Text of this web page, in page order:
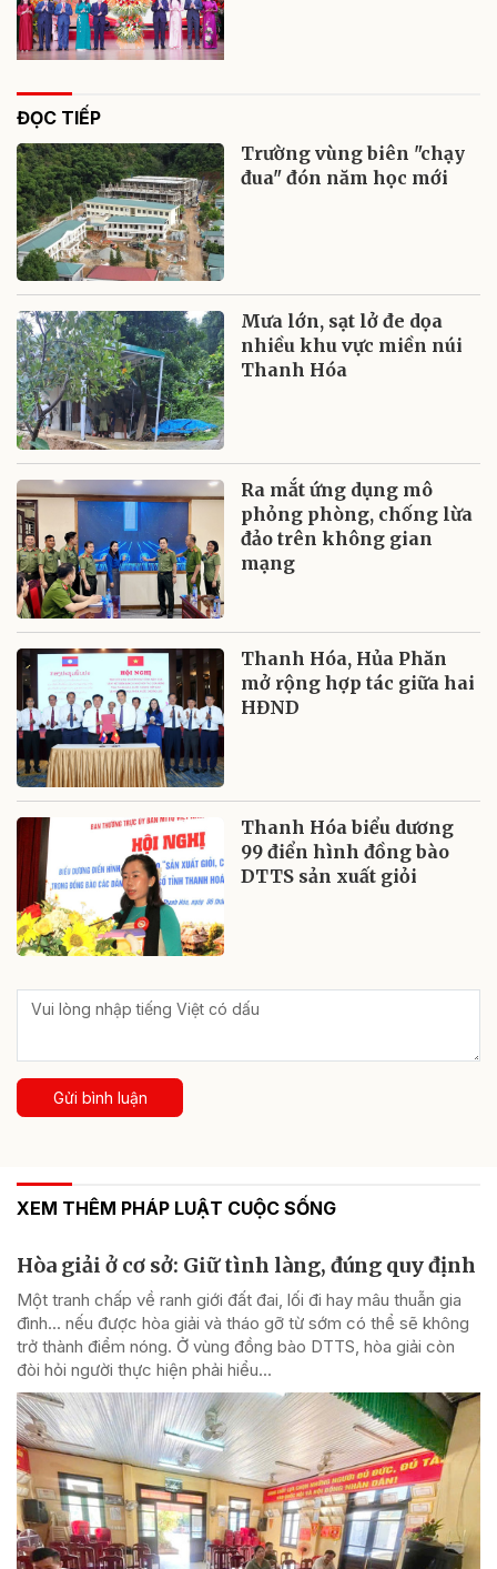
ĐỌC TIẾP
Trường vùng biên "chạy
đua" đón năm học mới
Mưa lớn, sạt lở đe dọa
nhiều khu vực miền núi
Thanh Hóa
Ra mắt ứng dụng mô
phỏng phòng, chống lừa
đảo trên không gian
mạng
Thanh Hóa, Hủa Phăn
mở rộng hợp tác giữa hai
HĐND
Thanh Hóa biểu dương
99 điển hình đồng bào
DTTS sản xuất giỏi
Gửi bình luận
XEM THÊM PHÁP LUẬT CUỘC SỐNG
Hòa giải ở cơ sở: Giữ tình làng, đúng quy định
Một tranh chấp về ranh giới đất đai, lối đi hay mâu thuẫn gia
đình... nếu được hòa giải và tháo gỡ từ sớm có thể sẽ không
trở thành điểm nóng. Ở vùng đồng bào DTTS, hòa giải còn
đòi hỏi người thực hiện phải hiểu...